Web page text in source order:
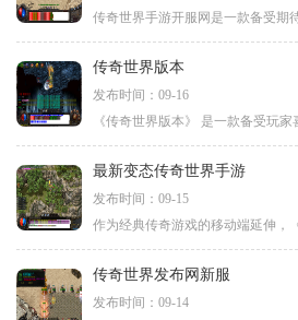
传奇世界版本
发布时间：09-16
最新变态传奇世界手游
发布时间：09-15
传奇世界发布网新服
发布时间：09-14